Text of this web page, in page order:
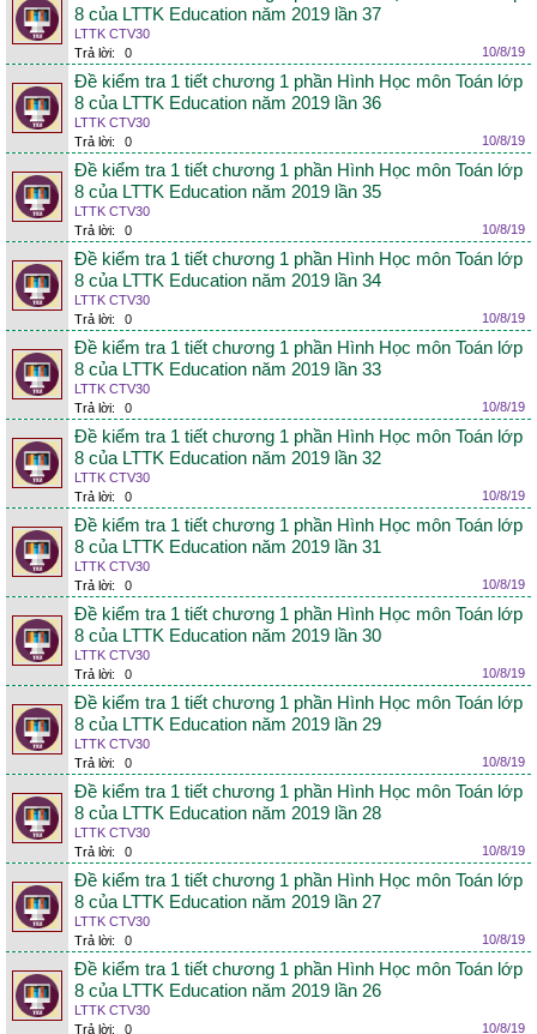
8 của LTTK Education năm 2019 lần 37
LTTK CTV30
Trả lời:
0 10/8/19
Đề kiểm tra 1 tiết chương 1 phần Hình Học môn Toán lớp
8 của LTTK Education năm 2019 lần 36
LTTK CTV30
Trả lời:
0 10/8/19
Đề kiểm tra 1 tiết chương 1 phần Hình Học môn Toán lớp
8 của LTTK Education năm 2019 lần 35
LTTK CTV30
Trả lời:
0 10/8/19
Đề kiểm tra 1 tiết chương 1 phần Hình Học môn Toán lớp
8 của LTTK Education năm 2019 lần 34
LTTK CTV30
Trả lời:
0 10/8/19
Đề kiểm tra 1 tiết chương 1 phần Hình Học môn Toán lớp
8 của LTTK Education năm 2019 lần 33
LTTK CTV30
Trả lời:
0 10/8/19
Đề kiểm tra 1 tiết chương 1 phần Hình Học môn Toán lớp
8 của LTTK Education năm 2019 lần 32
LTTK CTV30
Trả lời:
0 10/8/19
Đề kiểm tra 1 tiết chương 1 phần Hình Học môn Toán lớp
8 của LTTK Education năm 2019 lần 31
LTTK CTV30
Trả lời:
0 10/8/19
Đề kiểm tra 1 tiết chương 1 phần Hình Học môn Toán lớp
8 của LTTK Education năm 2019 lần 30
LTTK CTV30
Trả lời:
0 10/8/19
Đề kiểm tra 1 tiết chương 1 phần Hình Học môn Toán lớp
8 của LTTK Education năm 2019 lần 29
LTTK CTV30
Trả lời:
0 10/8/19
Đề kiểm tra 1 tiết chương 1 phần Hình Học môn Toán lớp
8 của LTTK Education năm 2019 lần 28
LTTK CTV30
Trả lời:
0 10/8/19
Đề kiểm tra 1 tiết chương 1 phần Hình Học môn Toán lớp
8 của LTTK Education năm 2019 lần 27
LTTK CTV30
Trả lời:
0 10/8/19
Đề kiểm tra 1 tiết chương 1 phần Hình Học môn Toán lớp
8 của LTTK Education năm 2019 lần 26
LTTK CTV30
Trả lời:
0 10/8/19